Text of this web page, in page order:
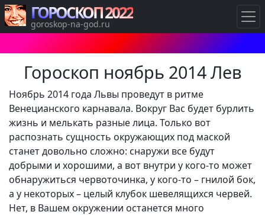
Гороскоп ноябрь 2014 Лев
Ноябрь 2014 года Львы проведут в ритме
Венецианского карнавала. Вокруг Вас будет бурлить
жизнь и мелькать разные лица. Только вот
распознать сущность окружающих под маской
станет довольно сложно: снаружи все будут
добрыми и хорошими, а вот внутри у кого-то может
обнаружиться червоточинка, у кого-то – гнилой бок,
а у некоторых – целый клубок шевелящихся червей.
Нет, в Вашем окружении останется много
ГОРОСКОП 2022
goroskop-na-god.ru